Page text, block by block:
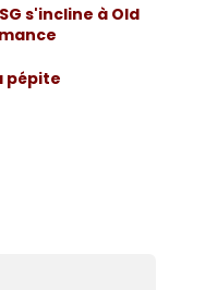
s'incline à Old
pépite